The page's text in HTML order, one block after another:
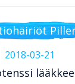
2018-03-21